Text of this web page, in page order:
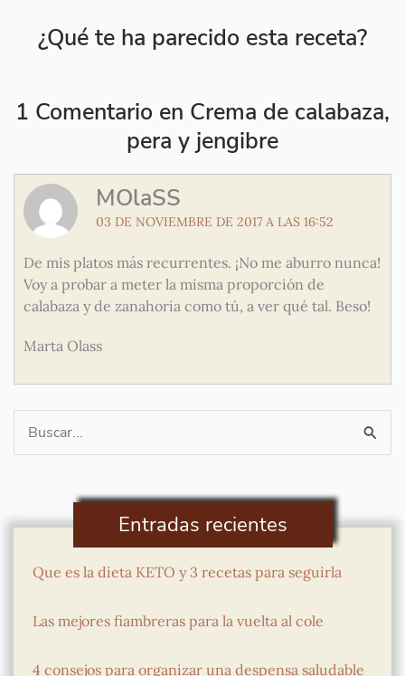
¿Qué te ha parecido esta receta?
1 Comentario en Crema de calabaza,
pera y jengibre
MOlaSS
03 DE NOVIEMBRE DE 2017 A LAS 16:52
De mis platos más recurrentes. ¡No me aburro nunca!
Voy a probar a meter la misma proporción de
calabaza y de zanahoria como tú, a ver qué tal. Beso!
Marta Olass
Buscar
por:
Entradas recientes
Que es la dieta KETO y 3 recetas para seguirla
Las mejores fiambreras para la vuelta al cole
4 consejos para organizar una despensa saludable